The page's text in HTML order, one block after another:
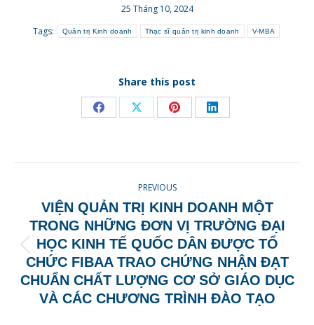
25 Tháng 10, 2024
Tags:
Quản trị Kinh doanh Thạc sĩ quản trị kinh doanh V-MBA
Share this post
Share
Facebook
Share
X
Share
Pinterest
Share
LinkedIn
NAVIGATION
PREVIOUS
Previous
post:
VIỆN QUẢN TRỊ KINH DOANH MỘT
TRONG NHỮNG ĐƠN VỊ TRƯỜNG ĐẠI
HỌC KINH TẾ QUỐC DÂN ĐƯỢC TỔ
CHỨC FIBAA TRAO CHỨNG NHẬN ĐẠT
CHUẨN CHẤT LƯỢNG CƠ SỞ GIÁO DỤC
VÀ CÁC CHƯƠNG TRÌNH ĐÀO TẠO